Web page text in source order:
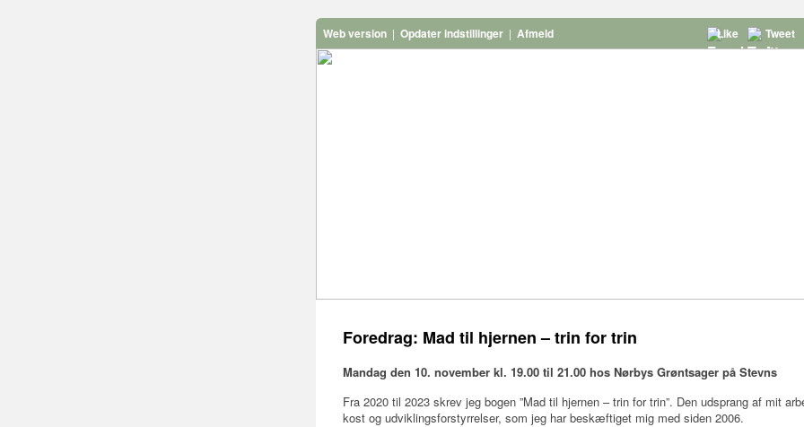
Web version | Opdater indstillinger | Afmeld Like Tweet
Foredrag: Mad til hjernen – trin for trin
Mandag den 10. november kl. 19.00 til 21.00 hos Nørbys Grøntsager på Stevns
Fra 2020 til 2023 skrev jeg bogen ”Mad til hjernen – trin for trin”. Den udsprang af mit
kost og udviklingsforstyrrelser, som jeg har beskæftiget mig med siden 2006.